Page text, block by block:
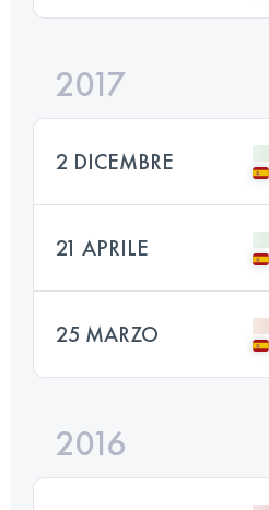
2017
2 DICEMBRE
21 APRILE
25 MARZO
2016